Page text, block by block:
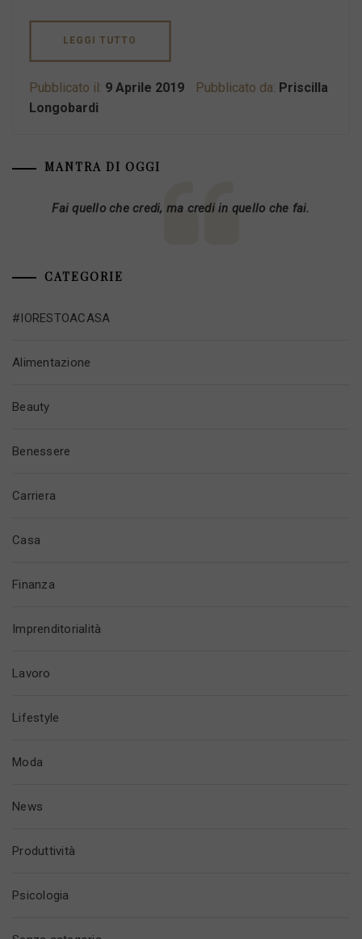
LEGGI TUTTO
Pubblicato il: 9 Aprile 2019 Pubblicato da: Priscilla
Longobardi
MANTRA DI OGGI
Fai quello che credi, ma credi in quello che fai.
CATEGORIE
#IORESTOACASA
Alimentazione
Beauty
Benessere
Carriera
Casa
Finanza
Imprenditorialità
Lavoro
Lifestyle
Moda
News
Produttività
Psicologia